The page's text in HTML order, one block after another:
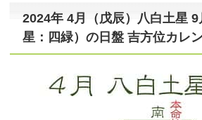
2024年 4月（戊辰）八白土星
星：四緑）の日盤 吉方位カレ